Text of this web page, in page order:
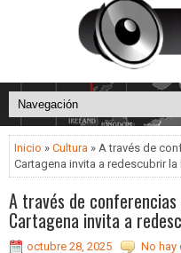
Inicio » Cultura » A través de
Cartagena invita a redescubrir
A través de
Cartagena invita a
octubre 28, 2025 No hay